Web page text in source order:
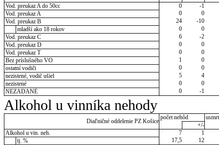
Vod. preukaz A do 50cc
0
-1
Vod. preukaz A
0
0
Vod. preukaz B
24
-10
mladší ako 18 rokov
0
0
Vod. preukaz C
6
-2
Vod. preukaz D
0
0
Vod. preukaz T
0
0
Bez príslušného VO
1
0
ostatní vodiči
0
0
nezistené, vodič ušiel
5
4
nezistené
0
0
NEZADANÉ
0 -1
Alkohol u vinníka nehody
Diaľničné oddelenie PZ Košice
počet nehôd
+/-
Alkohol u vin. neh.
7
1
tj. %
17,5 12